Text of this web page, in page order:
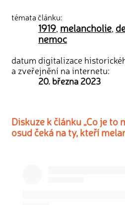
témata článku:
1919 melancholie
nemoc
datum digitalizace
a zveřejnění na internetu:
20. března 2023
Diskuze k článku „Co je to
osud čeká na ty, kteří